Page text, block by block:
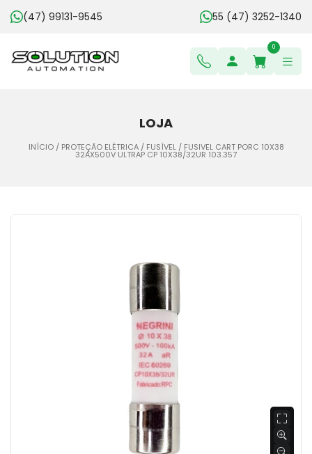
(47) 99131-9545 55 (47) 3252-1340
0
LOJA
INÍCIO/ PROTEÇÃO ELÉTRICA/ FUSÍVEL/ FUSIVEL CART PORC 10X38
32AX500V ULTRAP CP 10X38/32UR 103.357